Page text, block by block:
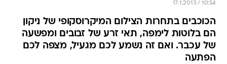
17.1.2013 / 10:54
הכוכבים בתחרות הצילום המיקרוסקופי של ניקון
הם בלוטות לימפה, תאי זרע של זבובים ומפשעה
של עכבר. ואם זה נשמע לכם מגעיל, מצפה לכם
הפתעה